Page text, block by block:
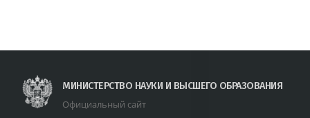
МИНИСТЕРСТВО НАУКИ И ВЫСШЕГО ОБРАЗОВАНИЯ
Официальный сайт